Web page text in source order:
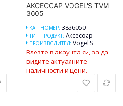
АКСЕСОАР VOGEL'S TVM
3605
КАТ. НОМЕР: 3836050
ТИП ПРОДУКТ: Аксесоар
ПРОИЗВОДИТЕЛ: Vogel'S
Влезте в акаунта си, за да
видите актуалните
наличности и цени.